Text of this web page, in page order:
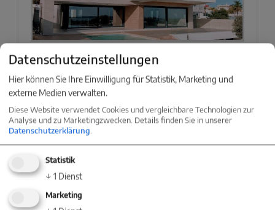
Versteckte Immobilien finden
Weiterlesen »
Datenschutzeinstellungen
Hier können Sie Ihre Einwilligung für Statistik, Marketing und
externe Medien verwalten.
Diese Website verwendet Cookies und vergleichbare Technologien zur
Analyse und zu Marketingzwecken. Details finden Sie in unserer
Datenschutzerklärung.
Statistik
↓ 1 Dienst
Marketing